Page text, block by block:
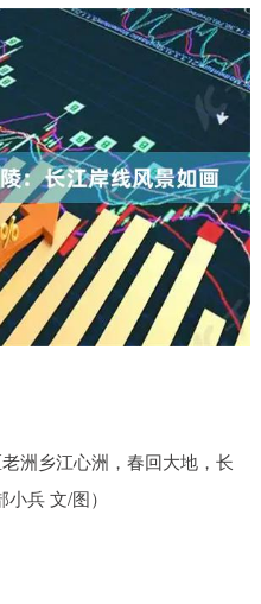
洲乡江心洲，春回大地，长
兵 文/图）